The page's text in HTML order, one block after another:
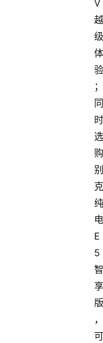
V
越
级
体
验
；
同
时
选
购
别
克
纯
电
E
5
智
享
版
，
可